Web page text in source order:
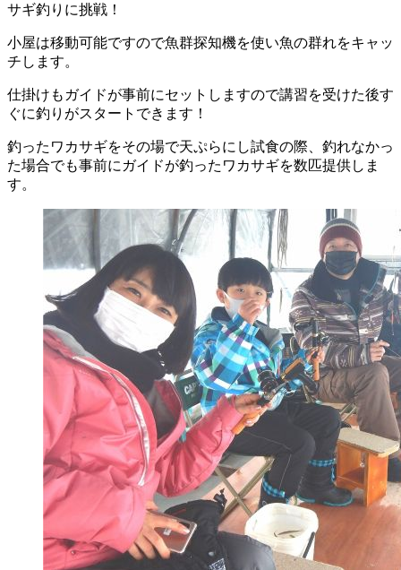
サギ釣りに挑戦！
小屋は移動可能ですので魚群探知機を使い魚の群れをキャッ
チします。
仕掛けもガイドが事前にセットしますので講習を受けた後す
ぐに釣りがスタートできます！
釣ったワカサギをその場で天ぷらにし試食の際、釣れなかっ
た場合でも事前にガイドが釣ったワカサギを数匹提供しま
す。